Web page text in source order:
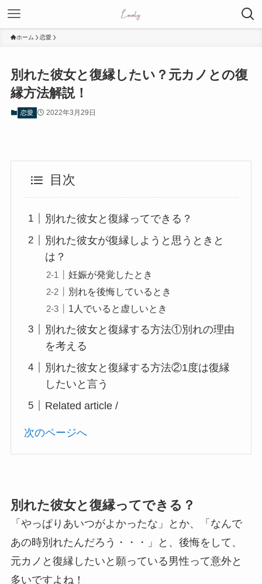
ホーム 恋愛
別れた彼女と復縁したい？元カノとの復
縁方法解説！
恋愛 2022年3月29日
目次
別れた彼女と復縁ってできる？
別れた彼女が復縁しようと思うときと
は？
妊娠が発覚したとき
別れを後悔しているとき
1人でいると虚しいとき
別れた彼女と復縁する方法①別れの理由
を考える
別れた彼女と復縁する方法②1度は復縁
したいと言う
Related article /
次のページへ
別れた彼女と復縁ってできる？
「やっぱりあいつがよかったな」とか、「なんで
あの時別れたんだろう・・・」と、後悔をして、
元カノと復縁したいと願っている男性って意外と
多いですよね！